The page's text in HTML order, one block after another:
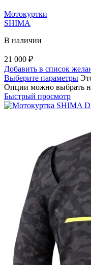
Мотокуртки
SHIMA
В наличии
21 000 ₽
Добавить в список
Выберите параметры
Опции можно выбрать
Быстрый просмотр